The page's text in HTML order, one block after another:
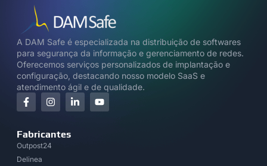
A DAM Safe é especializada na distribuição de softwares
para segurança da informação e gerenciamento de redes.
Oferecemos serviços personalizados de implantação e
configuração, destacando nosso modelo SaaS e
atendimento ágil e de qualidade.
Fabricantes
Outpost24
Delinea